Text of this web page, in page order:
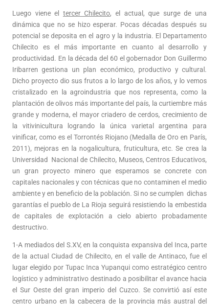
Luego viene el tercer Chilecito, el actual, que surge de una
dinámica que no se hizo esperar. Pocas décadas después su
potencial se deposita en el agro y la industria. El Departamento
Chilecito es el más importante en cuanto al desarrollo y
productividad. En la década del 60 el gobernador Don Guillermo
Iribarren gestiona un plan económico, productivo y cultural.
Dicho proyecto dio sus frutos a lo largo de los años, y lo vemos
cristalizado en la agroindustria que nos representa, como la
plantación de olivos más importante del país, la curtiembre más
grande y moderna, el mayor criadero de cerdos, crecimiento de
la vitivinicultura logrando la única varietal argentina para
vinificar, como es el Torrontés Riojano (Medalla de Oro en París,
2011), mejoras en la nogalicultura, fruticultura, etc. Se crea la
Universidad Nacional de Chilecito, Museos, Centros Educativos,
un gran proyecto minero que esperamos se concrete con
capitales nacionales y con técnicas que no contaminen el medio
ambiente y en beneficio de la población. Si no se cumplen dichas
garantías el pueblo de La Rioja seguirá resistiendo la embestida
de capitales de explotación a cielo abierto probadamente
destructivo.
1-A mediados del S.XV, en la conquista expansiva del Inca, parte
de la actual Ciudad de Chilecito, en el valle de Antinaco, fue el
lugar elegido por Tupac Inca Yupanqui como estratégico centro
logístico y administrativo destinado a posibilitar el avance hacia
el Sur Oeste del gran imperio del Cuzco. Se convirtió así este
centro urbano en la cabecera de la provincia más austral del